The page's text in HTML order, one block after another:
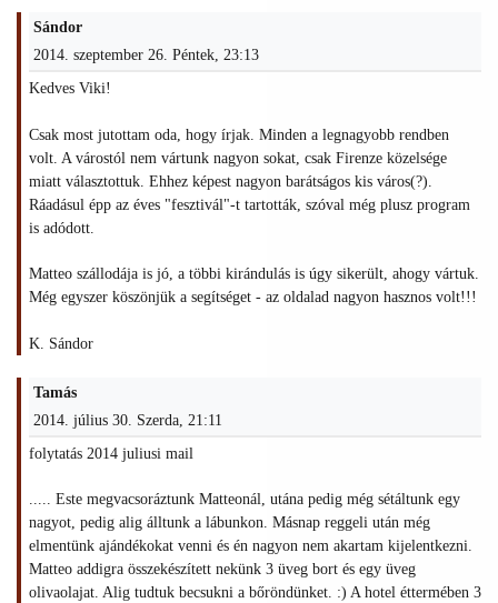
Sándor
2014. szeptember 26. Péntek, 23:13
Kedves Viki!
Csak most jutottam oda, hogy írjak. Minden a legnagyobb rendben
volt. A várostól nem vártunk nagyon sokat, csak Firenze közelsége
miatt választottuk. Ehhez képest nagyon barátságos kis város(?).
Ráadásul épp az éves "fesztivál"-t tartották, szóval még plusz program
is adódott.
Matteo szállodája is jó, a többi kirándulás is úgy sikerült, ahogy vártuk.
Még egyszer köszönjük a segítséget - az oldalad nagyon hasznos volt!!!
K. Sándor
Tamás
2014. július 30. Szerda, 21:11
folytatás 2014 juliusi mail
..... Este megvacsoráztunk Matteonál, utána pedig még sétáltunk egy
nagyot, pedig alig álltunk a lábunkon. Másnap reggeli után még
elmentünk ajándékokat venni és én nagyon nem akartam kijelentkezni.
Matteo addigra összekészített nekünk 3 üveg bort és egy üveg
olivaolajat. Alig tudtuk becsukni a bőröndünket. :) A hotel éttermében 3